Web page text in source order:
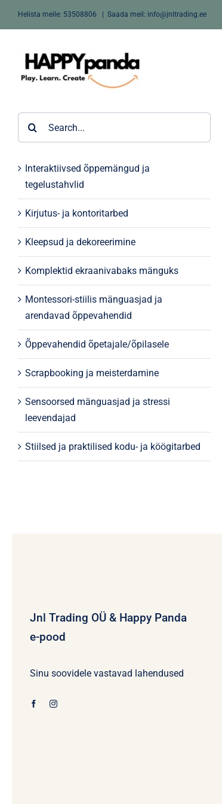
Helista meile: 53508806 Saada meil: info@jnltrading.ee
Interaktiivsed õppemängud ja
tegelustahvlid
Kirjutus- ja kontoritarbed
Kleepsud ja dekoreerimine
Komplektid ekraanivabaks mänguks
Montessori-stiilis mänguasjad ja
arendavad õppevahendid
Õppevahendid õpetajale/õpilasele
Scrapbooking ja meisterdamine
Sensoorsed mänguasjad ja stressi
leevendajad
Stiilsed ja praktilised kodu- ja köögitarbed
Jnl Trading OÜ & Happy Panda
e-pood
Sinu soovidele vastavad lahendused